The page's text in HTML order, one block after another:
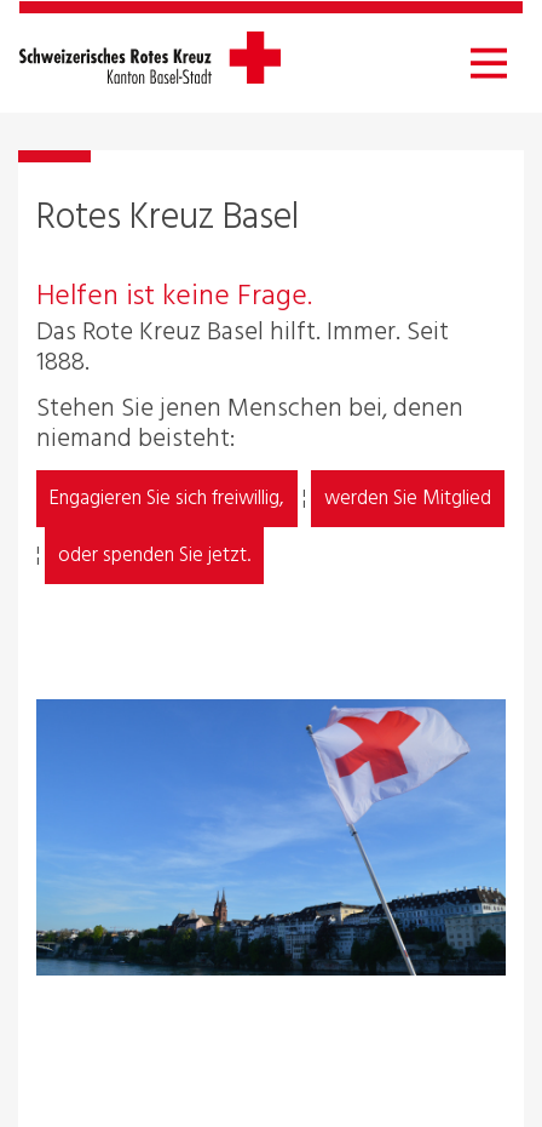
Rotes Kreuz Basel
Helfen ist keine Frage.
Das Rote Kreuz Basel hilft. Immer. Seit
1888.
Stehen Sie jenen Menschen bei, denen
niemand beisteht:
Engagieren Sie sich freiwillig, ¦ werden Sie Mitglied
¦ oder spenden Sie jetzt.